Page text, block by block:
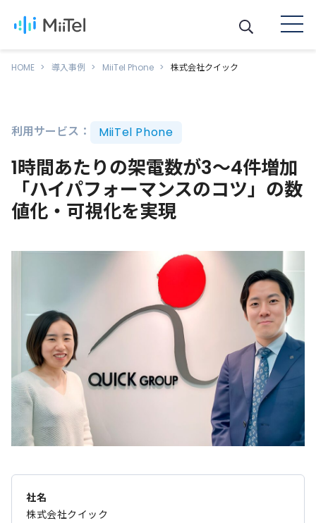
HOME 導入事例 MiiTel Phone 株式会社クイック
利用サービス： MiiTel Phone
1時間あたりの架電数が3〜4件増加
「ハイパフォーマンスのコツ」の数
値化・可視化を実現
社名
株式会社クイック